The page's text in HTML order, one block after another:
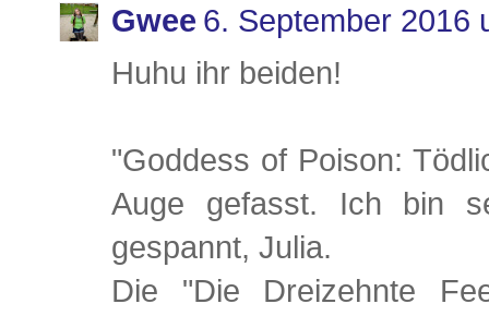
Gwee 6. September 2016
Huhu ihr beiden!
"Goddess of Poison:
Auge gefasst. Ich bin
gespannt, Julia.
Die "Die Dreizehnte